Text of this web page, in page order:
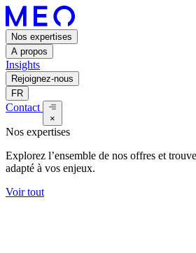
Nos expertises
A propos
Insights
Rejoignez-nous
FR
Contact
×
Nos expertises
Explorez l’ensemble de nos offres et
adapté à vos enjeux.
Voir tout